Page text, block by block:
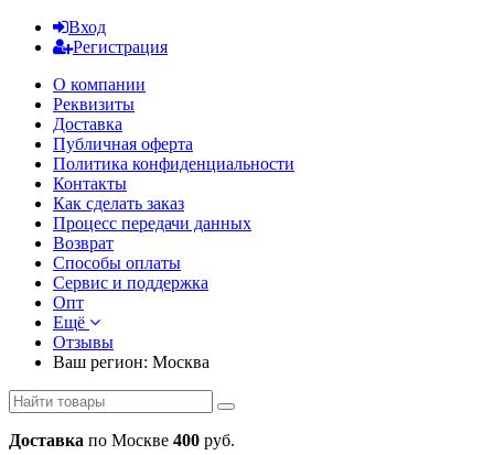
Вход
Регистрация
О компании
Реквизиты
Доставка
Публичная оферта
Политика конфиденциальности
Контакты
Как сделать заказ
Процесс передачи данных
Возврат
Способы оплаты
Сервис и поддержка
Опт
Ещё
Отзывы
Ваш регион: Москва
Доставка по Москве 400 руб.